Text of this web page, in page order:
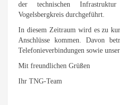
der technischen
Vogelsbergkreis durchgeführt.
In diesem Zeitraum wird es zu
Anschlüsse kommen. Davon
Telefonieverbindungen sowie
Mit freundlichen Grüßen
Ihr TNG-Team